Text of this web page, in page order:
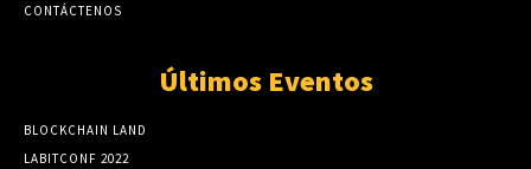
CONTÁCTENOS
Últimos Eventos
BLOCKCHAIN LAND
LABITCONF 2022